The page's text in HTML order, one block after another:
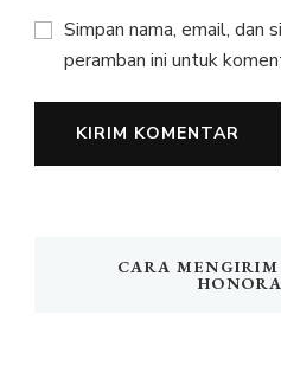
Simpan nama, email, dan
peramban ini untuk
CARA